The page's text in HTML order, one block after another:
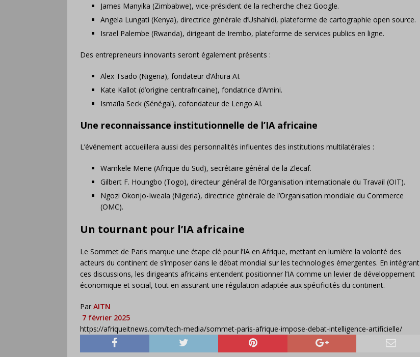
James Manyika (Zimbabwe), vice-président de la recherche chez Google.
Angela Lungati (Kenya), directrice générale d’Ushahidi, plateforme de cartographie open source.
Israel Palembe (Rwanda), dirigeant de Irembo, plateforme de services publics en ligne.
Des entrepreneurs innovants seront également présents :
Alex Tsado (Nigeria), fondateur d’Ahura AI.
Kate Kallot (d’origine centrafricaine), fondatrice d’Amini.
Ismaïla Seck (Sénégal), cofondateur de Lengo AI.
Une reconnaissance institutionnelle de l’IA africaine
L’événement accueillera aussi des personnalités influentes des institutions multilatérales :
Wamkele Mene (Afrique du Sud), secrétaire général de la Zlecaf.
Gilbert F. Houngbo (Togo), directeur général de l’Organisation internationale du Travail (OIT).
Ngozi Okonjo-Iweala (Nigeria), directrice générale de l’Organisation mondiale du Commerce
(OMC).
Un tournant pour l’IA africaine
Le Sommet de Paris marque une étape clé pour l’IA en Afrique, mettant en lumière la volonté des
acteurs du continent de s’imposer dans le débat mondial sur les technologies émergentes. En intégrant
ces discussions, les dirigeants africains entendent positionner l’IA comme un levier de développement
économique et social, tout en assurant une régulation adaptée aux spécificités du continent.
Par AITN
7 février 2025
https://afriqueitnews.com/tech-media/sommet-paris-afrique-impose-debat-intelligence-artificielle/